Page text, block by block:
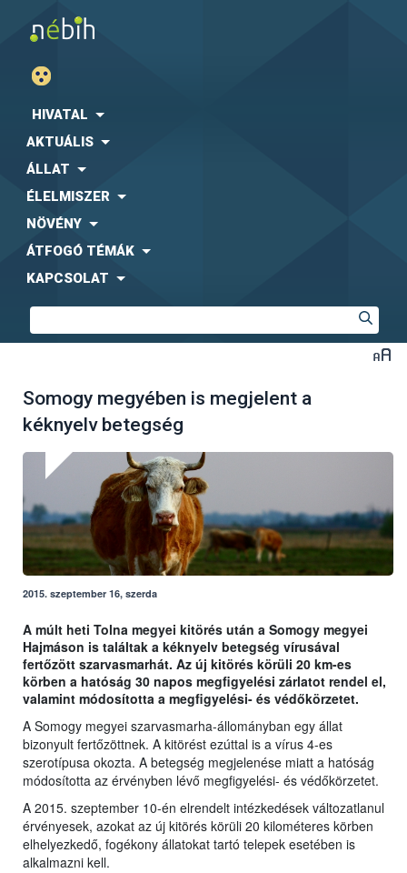
HIVATAL
AKTUÁLIS
ÁLLAT
ÉLELMISZER
NÖVÉNY
ÁTFOGÓ TÉMÁK
KAPCSOLAT
Somogy megyében is megjelent a
kéknyelv betegség
2015. szeptember 16, szerda
A múlt heti Tolna megyei kitörés után a Somogy megyei
Hajmáson is találtak a kéknyelv betegség vírusával
fertőzött szarvasmarhát. Az új kitörés körüli 20 km-es
körben a hatóság 30 napos megfigyelési zárlatot rendel el,
valamint módosította a megfigyelési- és védőkörzetet.
A Somogy megyei szarvasmarha-állományban egy állat
bizonyult fertőzöttnek. A kitörést ezúttal is a vírus 4-es
szerotípusa okozta. A betegség megjelenése miatt a hatóság
módosította az érvényben lévő megfigyelési- és védőkörzetet.
A 2015. szeptember 10-én elrendelt intézkedések változatlanul
érvényesek, azokat az új kitörés körüli 20 kilométeres körben
elhelyezkedő, fogékony állatokat tartó telepek esetében is
alkalmazni kell.